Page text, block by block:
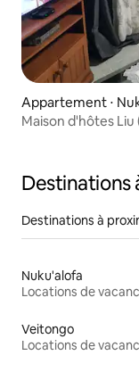
Appartement ⋅
Maison d'hôtes
Destinations
Destinations à
Nuku'alofa
Locations de
Veitongo
Locations de